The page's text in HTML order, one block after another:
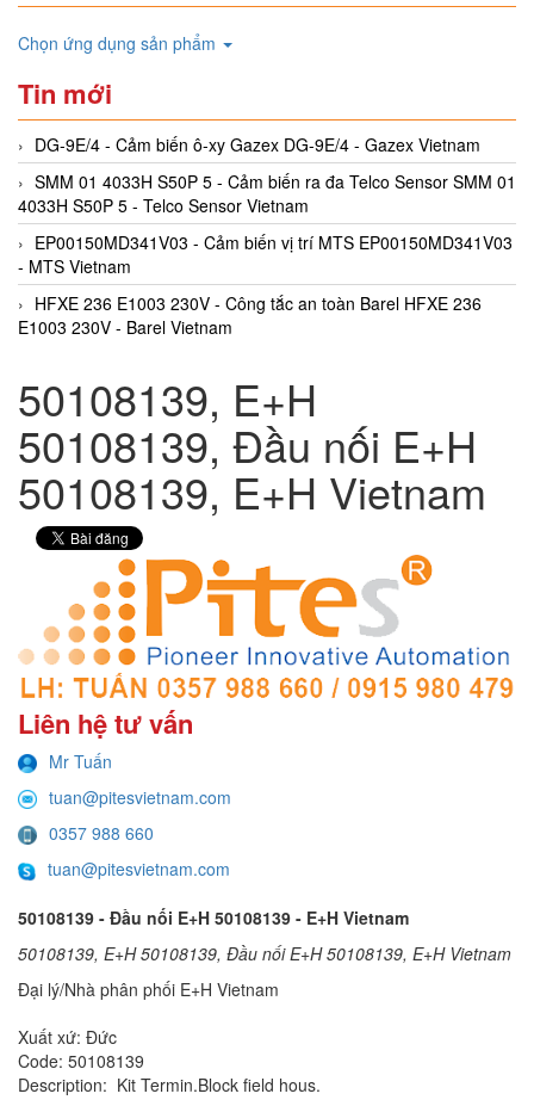
Chọn ứng dụng sản phẩm
Tin mới
DG-9E/4 - Cảm biến ô-xy Gazex DG-9E/4 - Gazex Vietnam
SMM 01 4033H S50P 5 - Cảm biến ra đa Telco Sensor SMM 01
4033H S50P 5 - Telco Sensor Vietnam
EP00150MD341V03 - Cảm biến vị trí MTS EP00150MD341V03
- MTS Vietnam
HFXE 236 E1003 230V - Công tắc an toàn Barel HFXE 236
E1003 230V - Barel Vietnam
50108139, E+H
50108139, Đầu nối E+H
50108139, E+H Vietnam
Liên hệ tư vấn
Mr Tuấn
tuan@pitesvietnam.com
0357 988 660
tuan@pitesvietnam.com
50108139 - Đầu nối E+H 50108139 - E+H Vietnam
50108139, E+H 50108139, Đầu nối E+H 50108139, E+H Vietnam
Đại lý/Nhà phân phối E+H Vietnam
Xuất xứ: Đức
Code: 50108139
Description: Kit Termin.Block field hous.